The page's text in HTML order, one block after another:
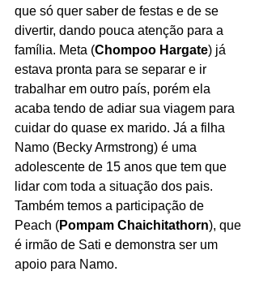
que só quer saber de festas e de se
divertir, dando pouca atenção para a
família. Meta (Chompoo Hargate) já
estava pronta para se separar e ir
trabalhar em outro país, porém ela
acaba tendo de adiar sua viagem para
cuidar do quase ex marido. Já a filha
Namo (Becky Armstrong) é uma
adolescente de 15 anos que tem que
lidar com toda a situação dos pais.
Também temos a participação de
Peach (Pompam Chaichitathorn), que
é irmão de Sati e demonstra ser um
apoio para Namo.